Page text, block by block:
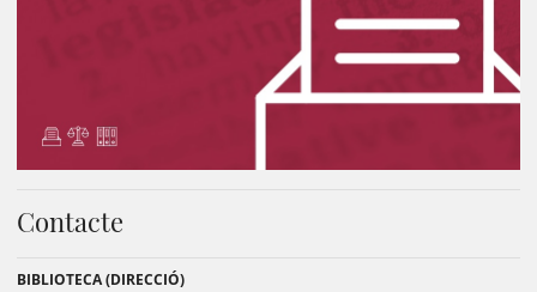
Contacte
BIBLIOTECA (DIRECCIÓ)